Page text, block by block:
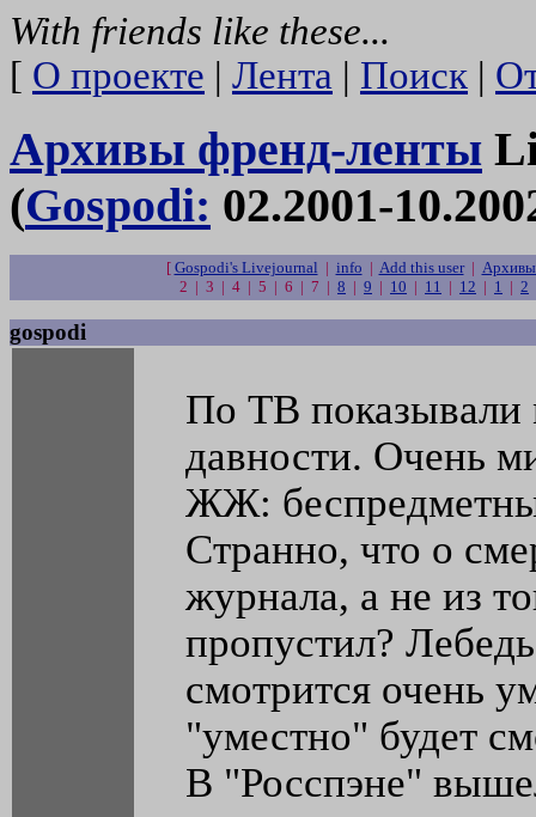
With friends like these...
[ О проекте | Лента | Поиск |
Архивы френд-ленты
(Gospodi: 02.2001-
[ Gospodi's Livejournal | info | Add this user|
2 | 3 | 4 | 5 | 6 | 7 | 8 | 9 | 10 | 11 | 12 | 1 | 2
gospodi
По ТВ показывали
давности. Очень
ЖЖ:
Странно, что о
журнала, а не из
пропустил?
смотрится очень
"уместно" будет
В "Росспэне"